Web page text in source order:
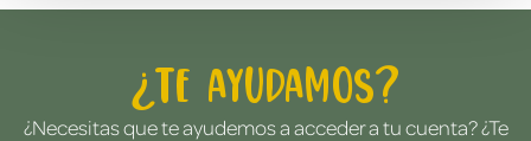
¿Te ayudamos?
¿Necesitas que te ayudemos a acceder a tu cuenta? ¿Te